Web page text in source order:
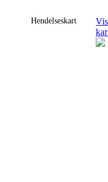
Hendelseskart
Vis